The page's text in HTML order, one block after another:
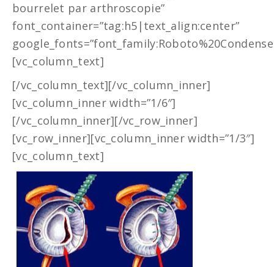
bourrelet par arthroscopie”
font_container=”tag:h5|text_align:center”
[vc_column_text]
[/vc_column_text][/vc_column_inner]
[vc_column_inner width=”1/6″]
[/vc_column_inner][/vc_row_inner]
[vc_row_inner][vc_column_inner width=”1/3″]
[vc_column_text]